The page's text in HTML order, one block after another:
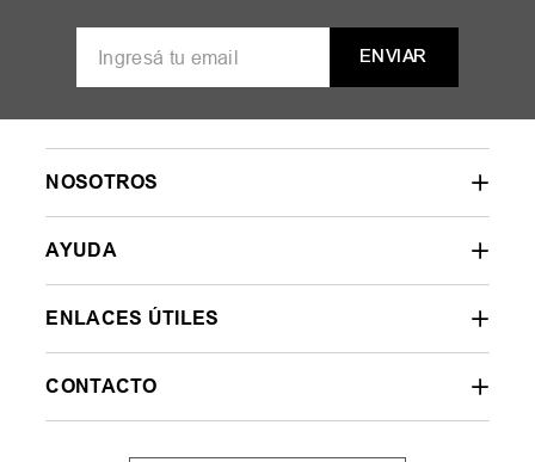
ENVIAR
NOSOTROS
AYUDA
ENLACES ÚTILES
CONTACTO